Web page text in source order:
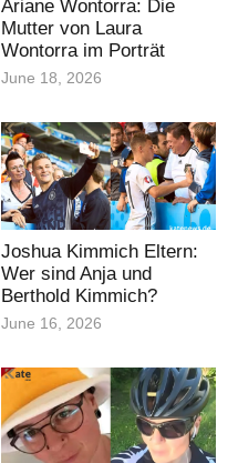
Ariane Wontorra: Die
Mutter von Laura
Wontorra im Porträt
June 18, 2026
Joshua Kimmich Eltern:
Wer sind Anja und
Berthold Kimmich?
June 16, 2026